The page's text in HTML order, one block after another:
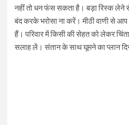
नहीं तो धन फंस सकता है। बड़ा रिस्क लेने
बंद करके भरोसा ना करें। मीठी वाणी से
हैं। परिवार में किसी की सेहत को लेकर
सलाह लें। संतान के साथ घूमने का प्लान